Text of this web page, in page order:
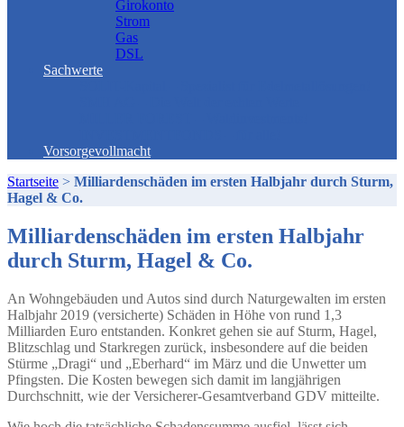
Girokonto
Strom
Gas
DSL
Sachwerte
Vorsorgevollmacht
Startseite > Milliardenschäden im ersten Halbjahr durch Sturm,
Hagel & Co.
Milliardenschäden im ersten Halbjahr
durch Sturm, Hagel & Co.
An Wohngebäuden und Autos sind durch Naturgewalten im ersten
Halbjahr 2019 (versicherte) Schäden in Höhe von rund 1,3
Milliarden Euro entstanden. Konkret gehen sie auf Sturm, Hagel,
Blitzschlag und Starkregen zurück, insbesondere auf die beiden
Stürme „Dragi“ und „Eberhard“ im März und die Unwetter um
Pfingsten. Die Kosten bewegen sich damit im langjährigen
Durchschnitt, wie der Versicherer-Gesamtverband GDV mitteilte.